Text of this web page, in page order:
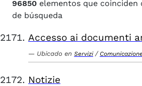
96850 elementos que coinciden
de búsqueda
Accesso ai documenti
Ubicado en Servizi /
Notizie